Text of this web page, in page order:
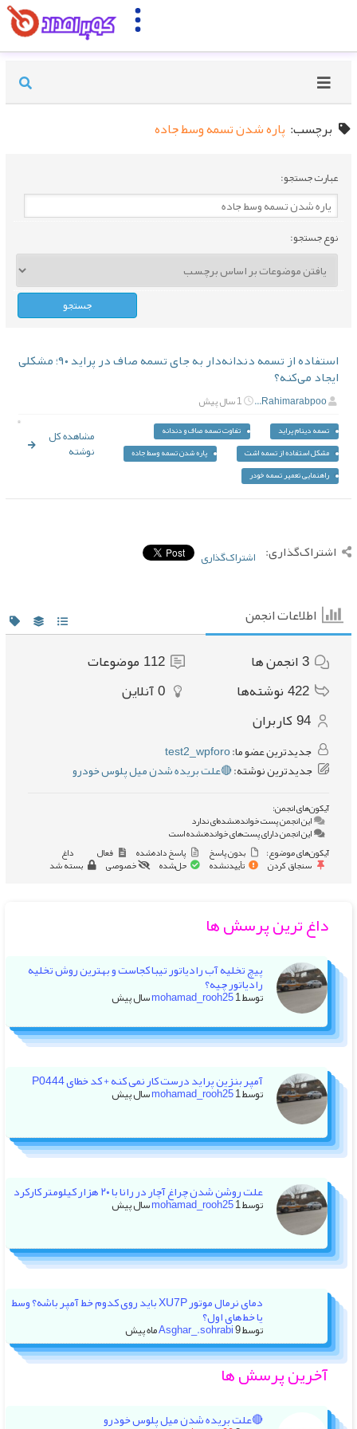
برچسب:پاره شدن تسمه وسط جاده
عبارت جستجو:
نوع جستجو:
استفاده از تسمه دندانه‌دار به جای تسمه صاف در پراید ۹۰؛ مشکلی
ایجاد می‌کنه؟
Rahimarabpoo... 1 سال پیش
تسمه دینام پراید
تفاوت تسمه صاف و دندانه‌
مشکل استفاده از تسمه اشت
پاره شدن تسمه وسط جاده
راهنمایی تعمیر تسمه خودر
مشاهده کل
نوشته
اشتراک‌گذاری: اشتراک‌گذاری
اطلاعات انجمن
3 انجمن ها 112موضوعات
422نوشته‌ها 0 آنلاین
94 کاربران
جدیدترین عضو ما:test2_wpforo
جدیدترین نوشته:🔴علت بریده شدن میل پلوس خودرو
آیکون‌های انجمن:
این انجمن پست خوانده‌نشده‌ای ندارد
این انجمن دارای پست‌های خوانده‌نشده است
آیکون‌های موضوع:
بدون پاسخ پاسخ داده‌شده فعال
سنجاق کردن تأییدنشده حل‌شده خصوصی بسته شد
داغ ترین پرسش ها
پیچ تخلیه آب رادیاتور تیبا کجاست و بهترین روش تخلیه
رادیاتور چیه؟
توسط mohamad_rooh251 سال پیش
آمپر بنزین پراید درست کار نمی کنه + کد خطای P0444
توسط mohamad_rooh251 سال پیش
علت روشن شدن چراغ آچار در رانا با ۲۰ هزار کیلومتر کارکرد
توسط mohamad_rooh251 سال پیش
دمای نرمال موتور XU7P باید روی کدوم خط آمپر باشه؟ وسط
یا خط‌های اول؟
توسط Asghar_.sohrabi9 ماه پیش
آخرین پرسش ها
🔴علت بریده شدن میل پلوس خودرو